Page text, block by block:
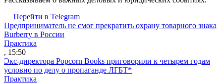
Перейти в Telegram
Предприниматель не смог прекратить охрану товарного знака
Burberry в России
Практика
, 15:50
Экс-директора Popcorn Books приговорили к четырем годам
условно по делу о пропаганде ЛГБТ*
Практика